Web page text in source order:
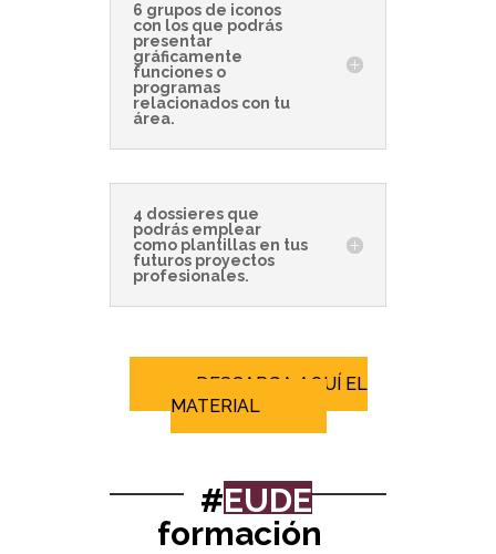
6 grupos de iconos
con los que podrás
presentar
gráficamente
funciones o
programas
relacionados con tu
área.
4 dossieres que
podrás emplear
como plantillas en tus
futuros proyectos
profesionales.
DESCARGA AQUÍ EL
MATERIAL
#EUDE
formación